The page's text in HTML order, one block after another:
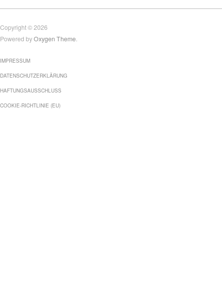
Copyright © 2026
Powered byOxygen Theme.
IMPRESSUM
DATENSCHUTZERKLÄRUNG
HAFTUNGSAUSSCHLUSS
COOKIE-RICHTLINIE (EU)